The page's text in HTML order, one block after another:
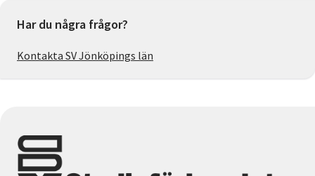
Har du några frågor?
Kontakta SV Jönköpings län